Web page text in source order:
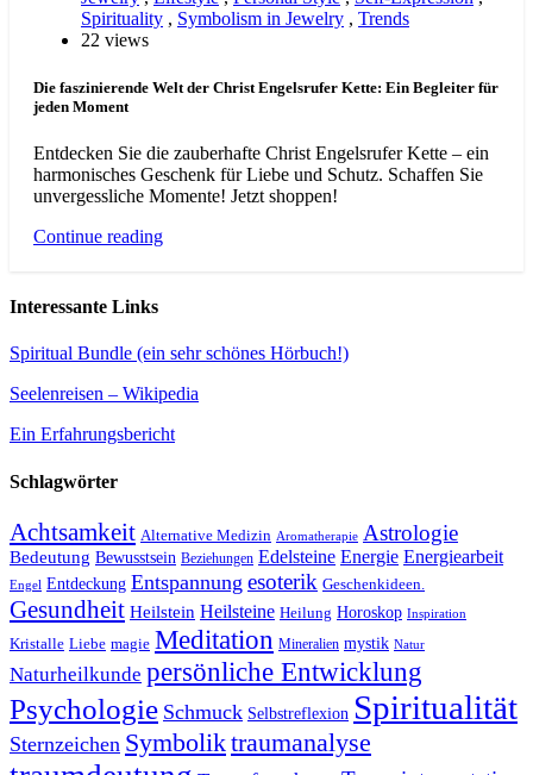
Spirituality , Symbolism in Jewelry , Trends
22 views
Die faszinierende Welt der Christ Engelsrufer Kette: Ein Begleiter für
jeden Moment
Entdecken Sie die zauberhafte Christ Engelsrufer Kette – ein
harmonisches Geschenk für Liebe und Schutz. Schaffen Sie
unvergessliche Momente! Jetzt shoppen!
Continue reading
Interessante Links
Spiritual Bundle (ein sehr schönes Hörbuch!)
Seelenreisen – Wikipedia
Ein Erfahrungsbericht
Schlagwörter
Achtsamkeit Alternative Medizin Aromatherapie Astrologie
Bedeutung Bewusstsein Beziehungen Edelsteine Energie Energiearbeit
Engel Entdeckung Entspannung esoterik Geschenkideen.
Gesundheit Heilstein Heilsteine Heilung Horoskop Inspiration
Kristalle Liebe magie Meditation Mineralien mystik Natur
Naturheilkunde persönliche Entwicklung
Psychologie Schmuck Selbstreflexion Spiritualität
Sternzeichen Symboliktraumanalyse